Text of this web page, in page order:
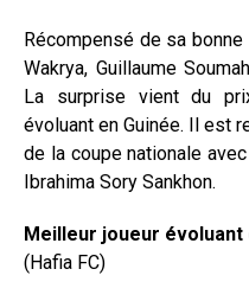
Récompensé de sa
Wakrya, Guillaume
La surprise vient du
évoluant en Guinée. Il est
de la coupe nationale
Ibrahima Sory Sankhon.
Meilleur joueur évoluant
(Hafia FC)